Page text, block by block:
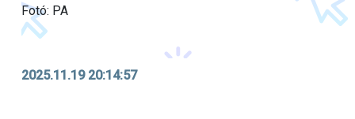
Fotó: PA
2025.11.19 20:14:57